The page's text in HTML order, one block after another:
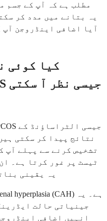
مطلب ہے کہ آپ کے جسم
آیا اضافی اینڈروجن
کیا کوئی
نتائج پیدا کر سکتی
تشخیص کرنے سے پہلے آپ
ٹیسٹ پر غور کرتا ہے۔
یہ یقینی
جینیاتی حالت
انہیں اضافی